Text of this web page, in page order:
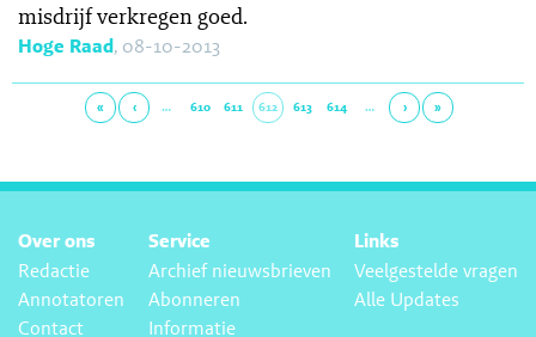
misdrijf verkregen goed.
Hoge Raad, 08-10-2013
« ‹ … 610 611 612 613 614 … › »
Over ons
Redactie
Annotatoren
Contact
Service
Archief nieuwsbrieven
Abonneren
Informatie
Links
Veelgestelde vragen
Alle Updates